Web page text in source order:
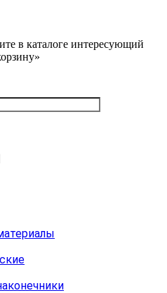
в каталоге интересующий